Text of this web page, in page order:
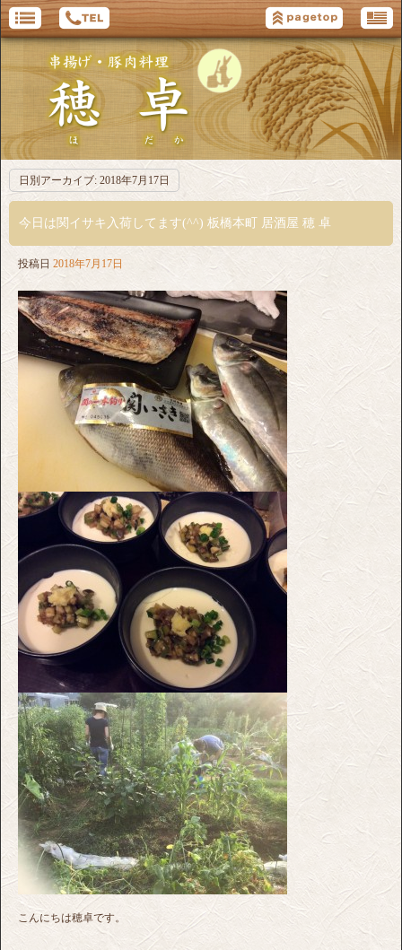
日別アーカイブ: 2018年7月17日
今日は関イサキ入荷してます(^^) 板橋本町 居酒屋 穂 卓
投稿日 2018年7月17日
こんにちは穂卓です。